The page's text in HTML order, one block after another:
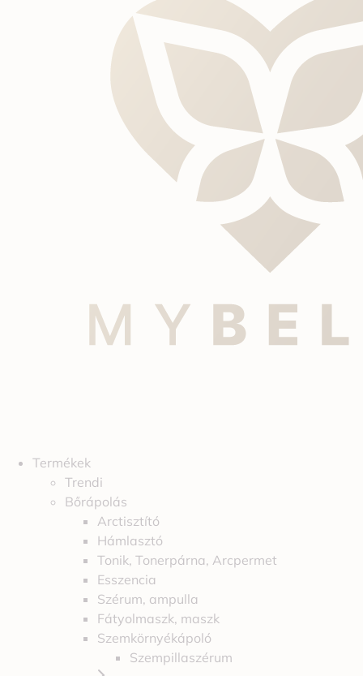
Termékek
Trendi
Bőrápolás
Arctisztító
Hámlasztó
Tonik, Tonerpárna, Arcpermet
Esszencia
Szérum, ampulla
Fátyolmaszk, maszk
Szemkörnyékápoló
Szempillaszérum